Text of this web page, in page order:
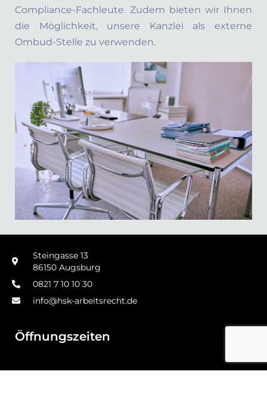
Compliance-Fachleute. Zudem bieten wir Ihnen
die Möglichkeit, unsere Kanzlei als externe
Ombud-Stelle zu verwenden.
Steingasse 13
86150 Augsburg
0821 7 10 10 30
info@hsk-arbeitsrecht.de
Öffnungszeiten